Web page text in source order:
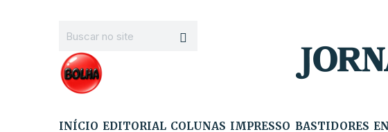
INÍCIO EDITORIAL COLUNAS IMPRESSO BASTIDORES